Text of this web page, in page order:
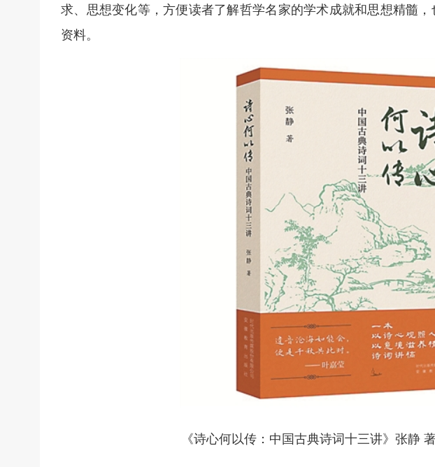
求、思想变化等，方便读者了解哲学名家的学术成就和思想精髓
资料。
《诗心何以传：中国古典诗词十三讲》张静